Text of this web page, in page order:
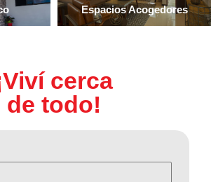
Espacios Acogedores
cerca
de todo!